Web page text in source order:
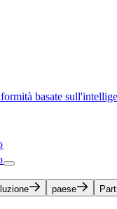
basate
paese​​